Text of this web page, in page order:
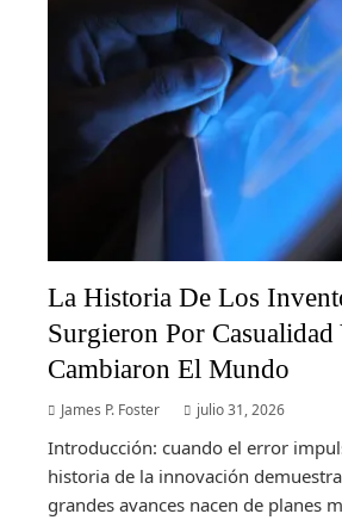
La Historia De Los
Surgieron Por Casualidad
Cambiaron El Mundo
James P. Foster julio 31, 2026
Introducción: cuando el error
historia de la innovación
grandes avances nacen de planes